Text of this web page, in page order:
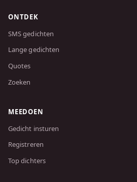
ONTDEK
SMS gedichten
Lange gedichten
Quotes
Zoeken
MEEDOEN
Gedicht insturen
Registreren
Top dichters